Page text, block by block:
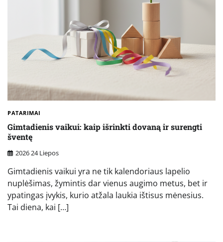
PATARIMAI
Gimtadienis vaikui: kaip išrinkti dovaną ir surengti
šventę
2026 24 Liepos
Gimtadienis vaikui yra ne tik kalendoriaus lapelio
nuplėšimas, žymintis dar vienus augimo metus, bet ir
ypatingas įvykis, kurio atžala laukia ištisus mėnesius.
Tai diena, kai […]